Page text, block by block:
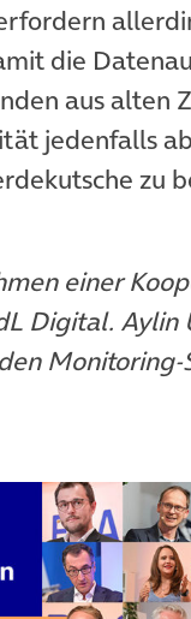
die
aus alten
jedenfalls
zu
einer
Digital. Aylin
Monitoring-